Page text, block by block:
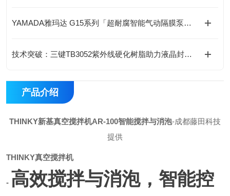
YAMADA雅玛达 G15系列「超耐腐智能气动隔膜泵」-成都藤田科技提供
技术突破：三键TB3052紫外线硬化树脂助力液晶封装工艺升级
产品介绍
THINKY新基真空搅拌机AR-100智能搅拌与消泡-成都藤田科技
提供
THINKY真空搅拌机
- 高效搅拌与消泡，智能控